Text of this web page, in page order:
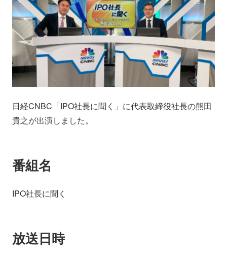
採用情報 資料ダウンロード
IR情報 English
日経CNBC「IPO社長に聞く」に代表取締役社長の熊田
貴之が出演しました。
番組名
IPO社長に聞く
放送日時